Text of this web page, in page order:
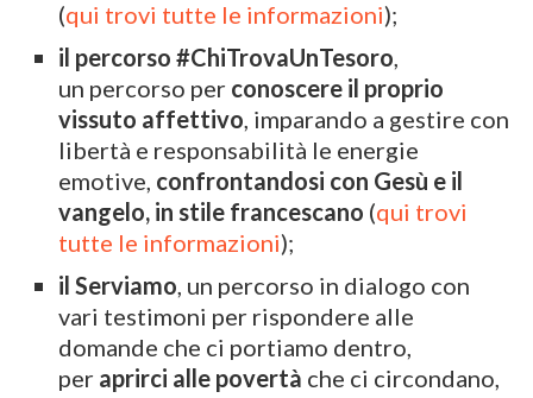
(qui trovi tutte le informazioni);
il percorso #ChiTrovaUnTesoro,
un percorso per conoscere il proprio
vissuto affettivo, imparando a gestire con
libertà e responsabilità le energie
emotive, confrontandosi con Gesù e il
vangelo, in stile francescano (qui trovi
tutte le informazioni);
il Serviamo, un percorso in dialogo con
vari testimoni per rispondere alle
domande che ci portiamo dentro,
per aprirci alle povertà che ci circondano,